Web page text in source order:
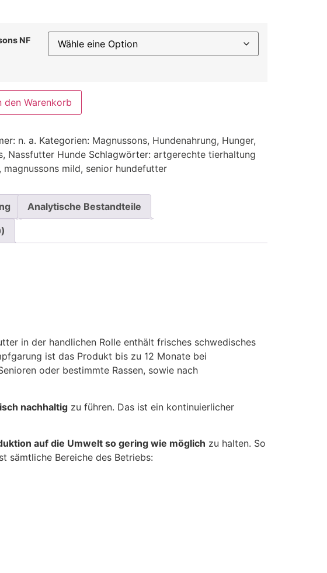
NF
den Warenkorb
n. a. Kategorien: Magnussons, Hundenahrung, Hunger,
, Nassfutter Hunde Schlagwörter: artgerechte tierhaltung
magnussons mild, senior hundefutter
Analytische Bestandteile
in der handlichen Rolle enthält frisches schwedisches
ist das Produkt bis zu 12 Monate bei
oder bestimmte Rassen, sowie nach
nachhaltig zu führen. Das ist ein kontinuierlicher
auf die Umwelt so gering wie möglich zu halten. So
sämtliche Bereiche des Betriebs: